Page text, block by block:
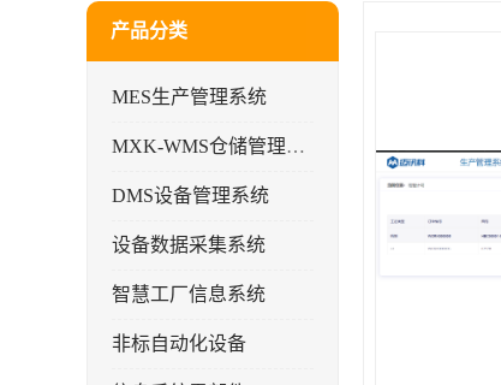
产品分类
MES生产管理系统
MXK-WMS仓储管理系统
DMS设备管理系统
设备数据采集系统
智慧工厂信息系统
非标自动化设备